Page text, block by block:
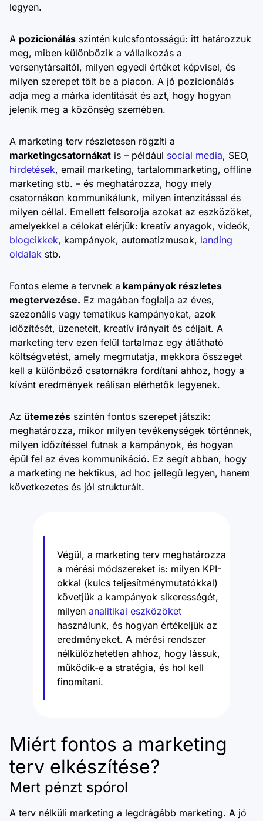
legyen.
A pozicionálás szintén kulcsfontosságú: itt határozzuk
meg, miben különbözik a vállalkozás a
versenytársaitól, milyen egyedi értéket képvisel, és
milyen szerepet tölt be a piacon. A jó pozicionálás
adja meg a márka identitását és azt, hogy hogyan
jelenik meg a közönség szemében.
A marketing terv részletesen rögzíti a
marketingcsatornákat is – például social media, SEO,
hirdetések, email marketing, tartalommarketing, offline
marketing stb. – és meghatározza, hogy mely
csatornákon kommunikálunk, milyen intenzitással és
milyen céllal. Emellett felsorolja azokat az eszközöket,
amelyekkel a célokat elérjük: kreatív anyagok, videók,
blogcikkek, kampányok, automatizmusok, landing
oldalak stb.
Fontos eleme a tervnek a kampányok részletes
megtervezése. Ez magában foglalja az éves,
szezonális vagy tematikus kampányokat, azok
időzítését, üzeneteit, kreatív irányait és céljait. A
marketing terv ezen felül tartalmaz egy átlátható
költségvetést, amely megmutatja, mekkora összeget
kell a különböző csatornákra fordítani ahhoz, hogy a
kívánt eredmények reálisan elérhetők legyenek.
Az ütemezés szintén fontos szerepet játszik:
meghatározza, mikor milyen tevékenységek történnek,
milyen időzítéssel futnak a kampányok, és hogyan
épül fel az éves kommunikáció. Ez segít abban, hogy
a marketing ne hektikus, ad hoc jellegű legyen, hanem
következetes és jól strukturált.
Végül, a marketing terv meghatározza
a mérési módszereket is: milyen KPI-
okkal (kulcs teljesítménymutatókkal)
követjük a kampányok sikerességét,
milyen analitikai eszközöket
használunk, és hogyan értékeljük az
eredményeket. A mérési rendszer
nélkülözhetetlen ahhoz, hogy lássuk,
működik-e a stratégia, és hol kell
finomítani.
Miért fontos a marketing
terv elkészítése?
Mert pénzt spórol
A terv nélküli marketing a legdrágább marketing. A jó